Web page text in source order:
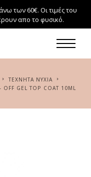
των 60€. Οι τιμές του
απο το φυσικό.
ΤΕΧΝΗΤΆ ΝΎΧΙΑ
OFF GEL TOP COAT 10ML